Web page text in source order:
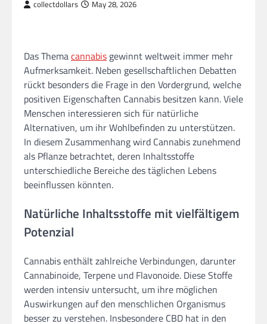
collectdollars May 28, 2026
Das Themacannabis gewinnt weltweit immer mehr
Aufmerksamkeit. Neben gesellschaftlichen Debatten
rückt besonders die Frage in den Vordergrund, welche
positiven Eigenschaften Cannabis besitzen kann. Viele
Menschen interessieren sich für natürliche
Alternativen, um ihr Wohlbefinden zu unterstützen.
In diesem Zusammenhang wird Cannabis zunehmend
als Pflanze betrachtet, deren Inhaltsstoffe
unterschiedliche Bereiche des täglichen Lebens
beeinflussen könnten.
Natürliche Inhaltsstoffe mit vielfältigem
Potenzial
Cannabis enthält zahlreiche Verbindungen, darunter
Cannabinoide, Terpene und Flavonoide. Diese Stoffe
werden intensiv untersucht, um ihre möglichen
Auswirkungen auf den menschlichen Organismus
besser zu verstehen. Insbesondere CBD hat in den